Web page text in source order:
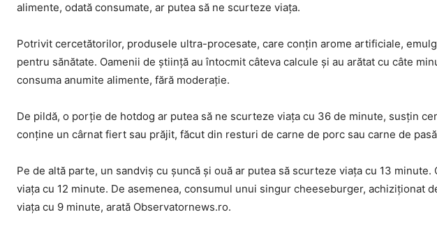
alimente, odată consumate, ar putea să ne scurteze viața.
Potrivit cercetătorilor, produsele ultra-procesate, care conțin arome artificiale,
pentru sănătate. Oamenii de știință au întocmit câteva calcule și au arătat cu câte
consuma anumite alimente, fără moderație.
De pildă, o porție de hotdog ar putea să ne scurteze viața cu 36 de minute, susțin
conține un cârnat fiert sau prăjit, făcut din resturi de carne de porc sau carne de
Pe de altă parte, un sandviș cu șuncă și ouă ar putea să scurteze viața cu 13
viața cu 12 minute. De asemenea, consumul unui singur cheeseburger, achiziționat
viața cu 9 minute, arată Observatornews.ro.